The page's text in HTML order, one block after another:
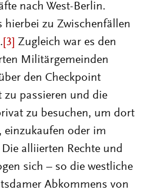
nach West-Berlin.
hierbei zu Zwischenfällen
[3] Zugleich war es den
Militärgemeinden
den Checkpoint
passieren und die
zu besuchen, um dort
einzukaufen oder im
alliierten Rechte und
sich – so die westliche
Abkommens von